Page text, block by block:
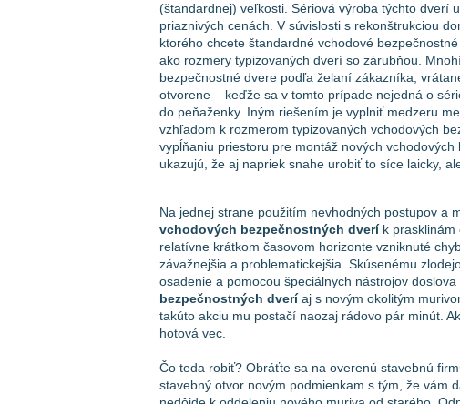
(štandardnej) veľkosti. Sériová výroba týchto dverí
priaznivých cenách. V súvislosti s rekonštrukciou
ktorého chcete štandardné vchodové
ako rozmery typizovaných dverí so zárubňou.
bezpečnostné dvere podľa želaní zákazníka,
otvorene – keďže sa v tomto prípade nejedná o
do peňaženky. Iným riešením je vyplniť medzeru
vzhľadom k rozmerom typizovaných vchodových
vypĺňaniu priestoru pre montáž nových
ukazujú, že aj napriek snahe urobiť to síce laicky,
Na jednej strane použitím nevhodných postupov a
vchodových bezpečnostných dverí k
relatívne krátkom časovom horizonte vzniknuté
závažnejšia a problematickejšia. Skúsenému
osadenie a pomocou špeciálnych nástrojov
bezpečnostných dveríaj s novým okolitým
takúto akciu mu postačí naozaj rádovo pár minút.
hotová vec.
Čo teda robiť? Obráťte sa na overenú stavebnú
stavebný otvor novým podmienkam s tým, že vám